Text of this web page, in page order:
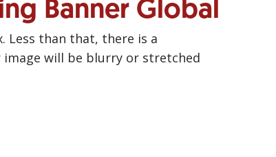
Banner Global
Less than that, there is a
will be blurry or stretched